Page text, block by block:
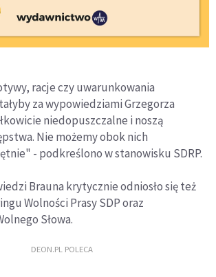
racje czy uwarunkowania
za wypowiedziami Grzegorza
niedopuszczalne i noszą
Nie możemy obok nich
- podkreślono w stanowisku SDRP.
Brauna krytycznie odniosło się też
Wolności Prasy SDP oraz
Słowa.
DEON.PL POLECA